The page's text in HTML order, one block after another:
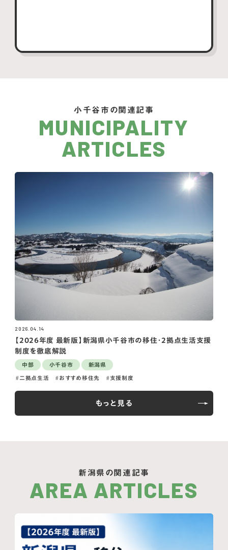
小千谷市の関連記事
MUNICIPALITY
ARTICLES
2026.04.14
【2026年度 最新版】新潟県小千谷市の移住・2拠点生活支援
制度を徹底解説
中部 小千谷市 新潟県
二拠点生活 おすすめ移住先 支援制度
もっと見る
新潟県の関連記事
AREA ARTICLES